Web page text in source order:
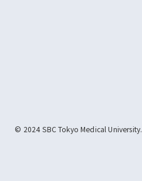
© 2024 SBC Tokyo Medical University.